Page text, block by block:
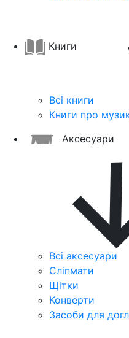
Книги
Всі книги
Книги про
Аксесуари
Всі аксесуари
Сліпмати
Щітки
Конверти
Засоби для